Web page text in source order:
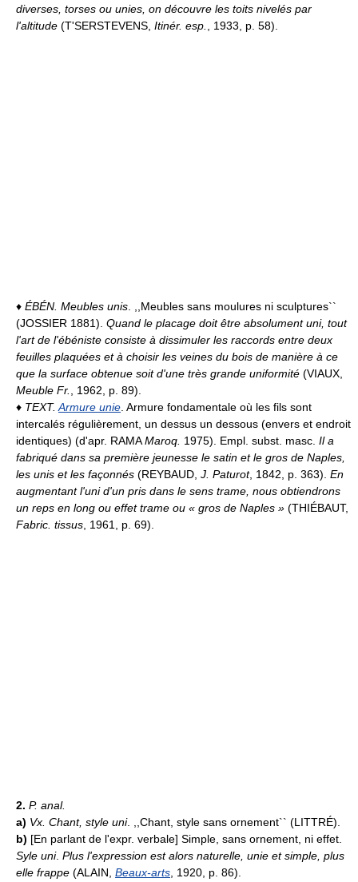
diverses, torses ou unies, on découvre les toits nivelés par
l'altitude (T'SERSTEVENS, Itinér. esp., 1933, p. 58).
♦ ÉBÉN. Meubles unis. ,,Meubles sans moulures ni sculptures``
(JOSSIER 1881). Quand le placage doit être absolument uni, tout
l'art de l'ébéniste consiste à dissimuler les raccords entre deux
feuilles plaquées et à choisir les veines du bois de manière à ce
que la surface obtenue soit d'une très grande uniformité (VIAUX,
Meuble Fr., 1962, p. 89).
♦ TEXT.Armure unie. Armure fondamentale où les fils sont
intercalés régulièrement, un dessus un dessous (envers et endroit
identiques) (d'apr. RAMAMaroq. 1975). Empl. subst. masc. Il a
fabriqué dans sa première jeunesse le satin et le gros de Naples,
les unis et les façonnés (REYBAUD, J. Paturot, 1842, p. 363). En
augmentant l'uni d'un pris dans le sens trame, nous obtiendrons
un reps en long ou effet trame ou « gros de Naples » (THIÉBAUT,
Fabric. tissus, 1961, p. 69).
2. P. anal.
a) Vx. Chant, style uni. ,,Chant, style sans ornement`` (LITTRÉ).
b) [En parlant de l'expr. verbale] Simple, sans ornement, ni effet.
Syle uni. Plus l'expression est alors naturelle, unie et simple, plus
elle frappe (ALAIN, Beaux-arts, 1920, p. 86).